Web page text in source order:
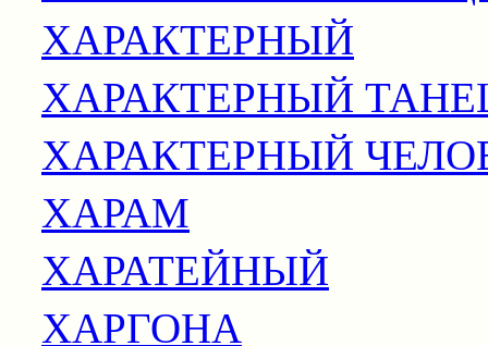
ХАРАКТЕРНЫЙ
ХАРАКТЕРНЫЙ
ХАРАКТЕРНЫЙ
ХАРАМ
ХАРАТЕЙНЫЙ
ХАРГОНА